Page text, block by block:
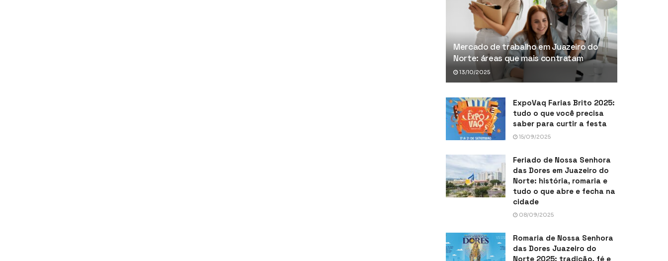
Mercado de trabalho em Juazeiro do
Norte: áreas que mais contratam
13/10/2025
ExpoVaq Farias Brito 2025:
tudo o que você precisa
saber para curtir a festa
15/09/2025
Feriado de Nossa Senhora
das Dores em Juazeiro do
Norte: história, romaria e
tudo o que abre e fecha na
cidade
08/09/2025
Romaria de Nossa Senhora
das Dores Juazeiro do
Norte 2025: tradição, fé e